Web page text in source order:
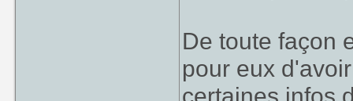
De toute façon
pour eux
certaines infos